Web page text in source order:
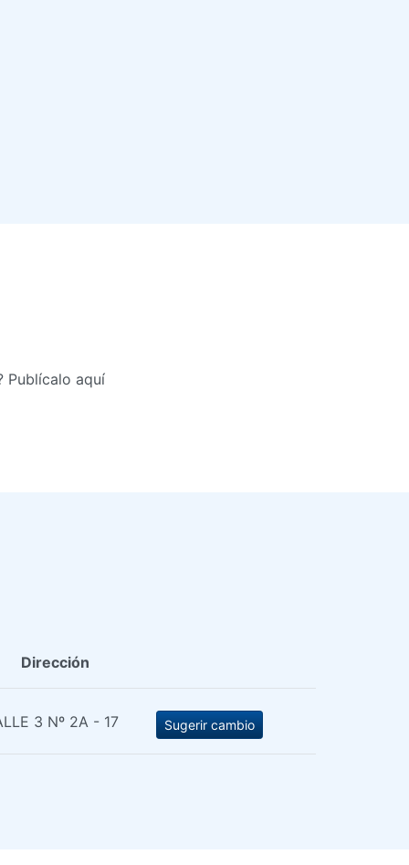
Publícalo aquí
Dirección
3 Nº 2A - 17 Sugerir cambio